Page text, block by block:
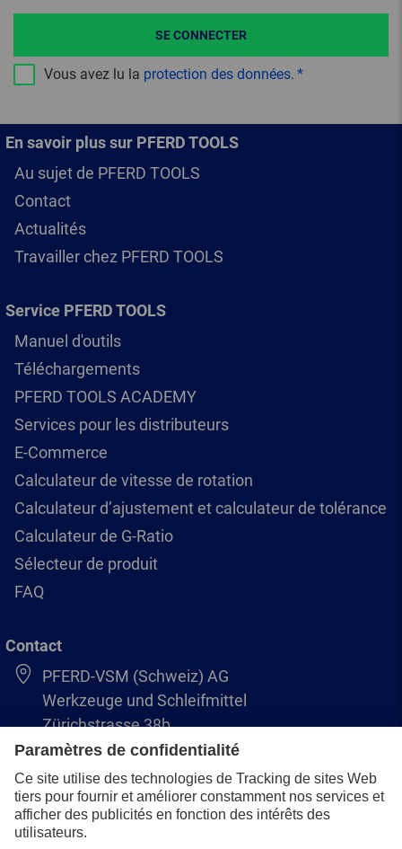
Vous avez lu la protection des données.
SE CONNECTER
En savoir plus sur PFERD TOOLS
Au sujet de PFERD TOOLS
Contact
Actualités
Travailler chez PFERD TOOLS
Service PFERD TOOLS
Manuel d'outils
Téléchargements
PFERD TOOLS ACADEMY
Services pour les distributeurs
E-Commerce
Calculateur de vitesse de rotation
Calculateur d’ajustement et calculateur de tolérance
Calculateur de G-Ratio
Sélecteur de produit
FAQ
Contact
PFERD-VSM (Schweiz) AG
Werkzeuge und Schleifmittel
Zürichstrasse 38b
8306 Brüttisellen
+41 44 805 2828
info@pferd-vsm.ch